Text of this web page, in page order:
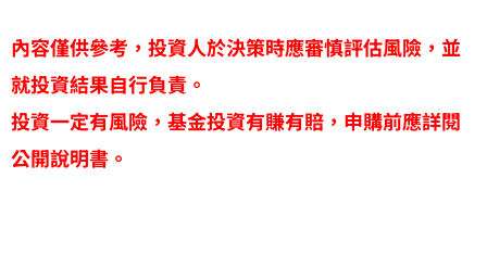
內容僅供參考，投資人於決策時應審慎評估風險，並
就投資結果自行負責。
投資一定有風險，基金投資有賺有賠，申購前應詳閱
公開說明書。